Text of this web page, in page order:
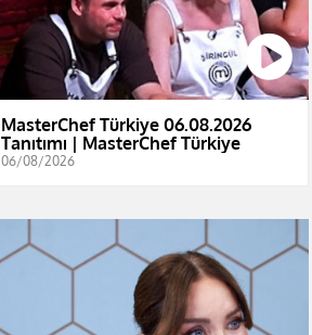
MasterChef Türkiye 06.08.2026
Tanıtımı | MasterChef Türkiye
06/08/2026